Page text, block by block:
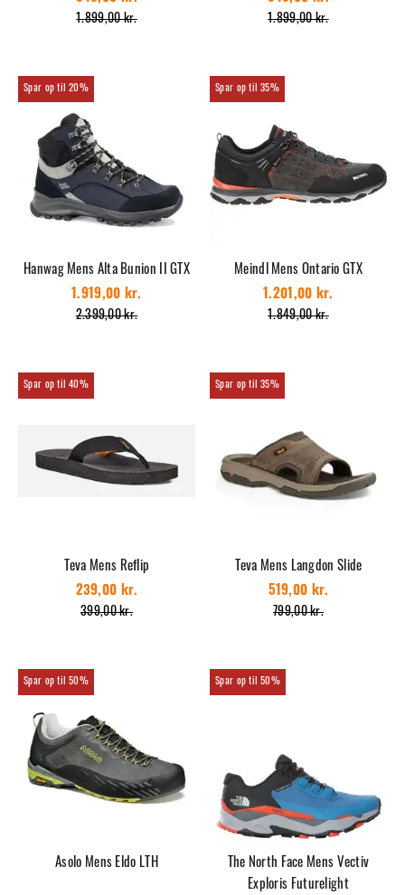
1.899,00 kr.
1.899,00 kr.
20%
Hanwag Mens Alta Bunion II GTX
2.399,00 kr.
1.919,00 kr.
35%
Meindl Mens Ontario GTX
1.849,00 kr.
1.201,00 kr.
40%
Teva Mens Reflip
399,00 kr.
239,00 kr.
35%
Teva Mens Langdon Slide
799,00 kr.
519,00 kr.
50%
Asolo Mens Eldo LTH
50%
The North Face Mens Vectiv
Exploris Futurelight